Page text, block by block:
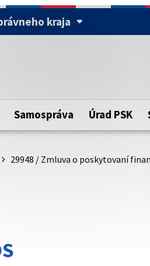
kraja
samosprávneho kraja.
Samospráva Úrad PSK
29948 / Zmluva o poskytovaní